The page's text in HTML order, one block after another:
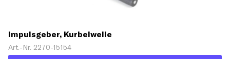
Impulsgeber, Kurbelwelle
Art.-Nr. 2270-15154